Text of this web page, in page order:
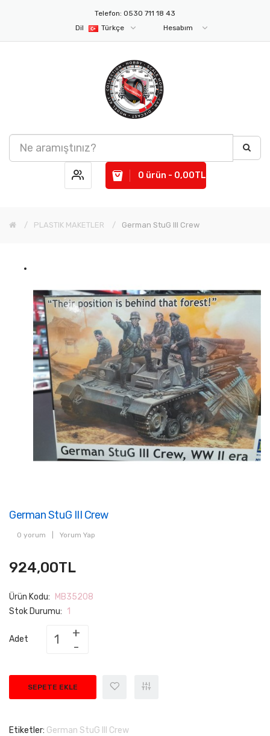
Telefon: 0530 711 18 43
Dil
Türkçe Hesabım
0 ürün - 0,00TL
PLASTIK MAKETLER German StuG III Crew
German StuG III Crew
0 yorum Yorum Yap
924,00TL
Ürün Kodu:
MB35208
Stok Durumu: 1
Adet
SEPETE EKLE
Etiketler: German StuG III Crew